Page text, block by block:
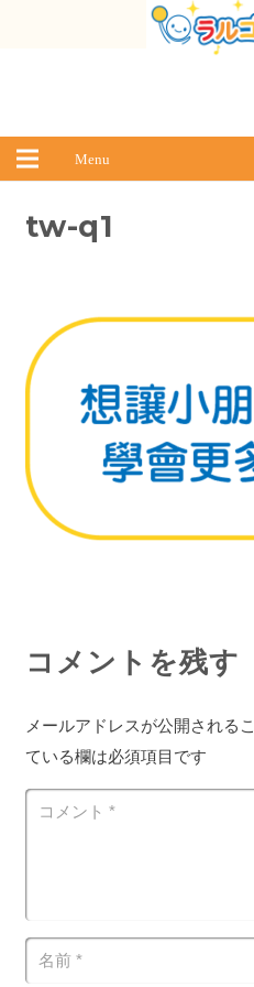
Menu
tw-q1
コメントを残す
メールアドレスが公開される
ている欄は必須項目です